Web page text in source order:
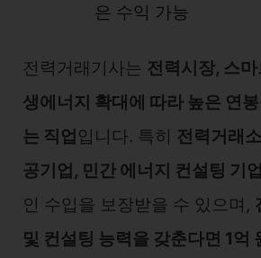
은 수익 가능
전력거래기사는 전력시장, 스
생에너지 확대에 따라 높은 연
는 직업입니다. 특히 전력거래
공기업, 민간 에너지 컨설팅 기업
인 수입을 보장받을 수 있으며,
및 컨설팅 능력을 갖춘다면 1억